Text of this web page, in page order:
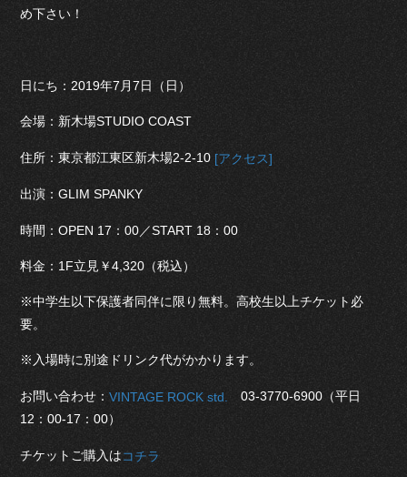
め下さい！
日にち：2019年7月7日（日）
会場：新木場STUDIO COAST
住所：東京都江東区新木場2-2-10 [アクセス]
出演：GLIM SPANKY
時間：OPEN 17：00／START 18：00
料金：1F立見￥4,320（税込）
※中学生以下保護者同伴に限り無料。高校生以上チケット必
要。
※入場時に別途ドリンク代がかかります。
お問い合わせ：VINTAGE ROCK std.
03-3770-6900（平日
12：00-17：00）
チケットご購入はコチラ